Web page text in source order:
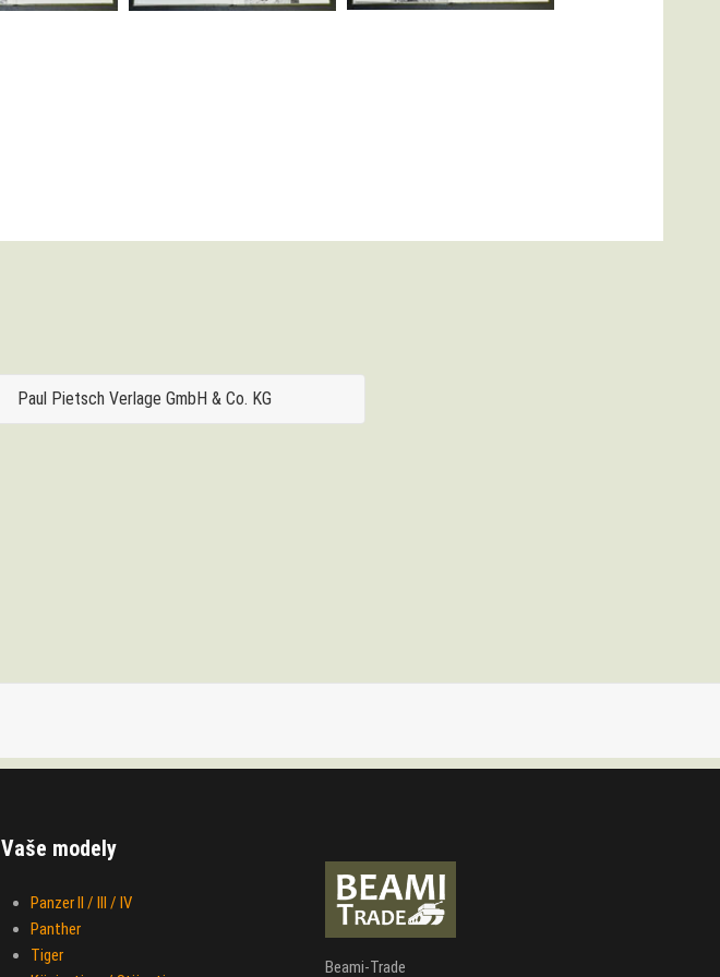
Paul Pietsch Verlage GmbH & Co. KG
Vaše modely
Panzer II / III / IV
Panther
Tiger
Beami-Trade